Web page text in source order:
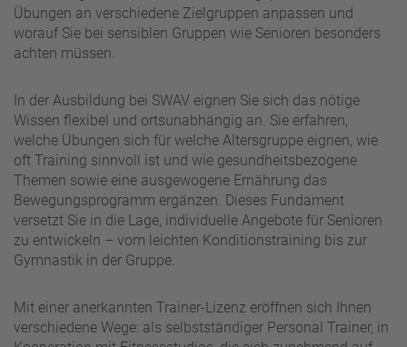
Übungen an verschiedene Zielgruppen anpassen und
worauf Sie bei sensiblen Gruppen wie Senioren besonders
achten müssen.
In der Ausbildung bei SWAV eignen Sie sich das nötige
Wissen flexibel und ortsunabhängig an. Sie erfahren,
welche Übungen sich für welche Altersgruppe eignen, wie
oft Training sinnvoll ist und wie gesundheitsbezogene
Themen sowie eine ausgewogene Ernährung das
Bewegungsprogramm ergänzen. Dieses Fundament
versetzt Sie in die Lage, individuelle Angebote für Senioren
zu entwickeln – vom leichten Konditionstraining bis zur
Gymnastik in der Gruppe.
Mit einer anerkannten Trainer-Lizenz eröffnen sich Ihnen
verschiedene Wege: als selbstständiger Personal Trainer, in